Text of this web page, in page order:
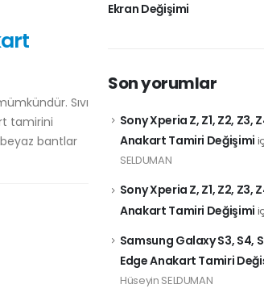
Sıvı
tamirini
beyaz bantlar
Ekran Değişimi
Son yorumlar
Sony Xperia Z, Z1, Z2, Z3,
Anakart Tamiri Değişimi
SELDUMAN
Sony Xperia Z, Z1, Z2, Z3,
Anakart Tamiri Değişimi
Samsung Galaxy S3, S4,
Edge Anakart Tamiri
Hüseyin SELDUMAN